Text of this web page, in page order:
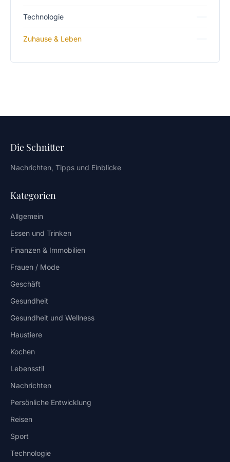
Technologie
Zuhause & Leben
Die Schnitter
Nachrichten, Tipps und Einblicke
Kategorien
Allgemein
Essen und Trinken
Finanzen & Immobilien
Frauen / Mode
Geschäft
Gesundheit
Gesundheit und Wellness
Haustiere
Kochen
Lebensstil
Nachrichten
Persönliche Entwicklung
Reisen
Sport
Technologie